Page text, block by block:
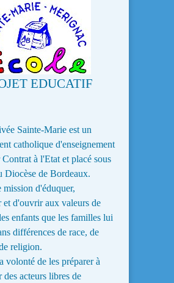
EDUCATIF
Sainte-Marie est un
catholique d'enseignement
Contrat à l'Etat et placé sous
Diocèse de Bordeaux.
d'éduquer,
et d'ouvrir aux valeurs de
enfants que les familles lui
différences de race, de
religion.
volonté de les préparer à
des acteurs libres de